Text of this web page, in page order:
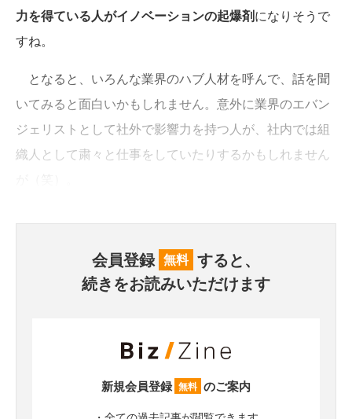
力を得ている人がイノベーションの起爆剤になりそうで
すね。
となると、いろんな業界のハブ人材を呼んで、話を聞
いてみると面白いかもしれません。意外に業界のエバン
ジェリストとして社外で影響力を持つ人が、社内では組
織人として粛々と仕事をしていたりするかもしれません
会員登録 無料 すると、
続きをお読みいただけます
新規会員登録 無料 のご案内